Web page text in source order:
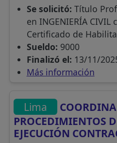
Se solicitó: Título
en INGENIERÍA
Certificado de
Sueldo: 9000
Finalizó el: 13/11/
Más información
Lima
PROCEDIMIENTOS
EJECUCIÓN